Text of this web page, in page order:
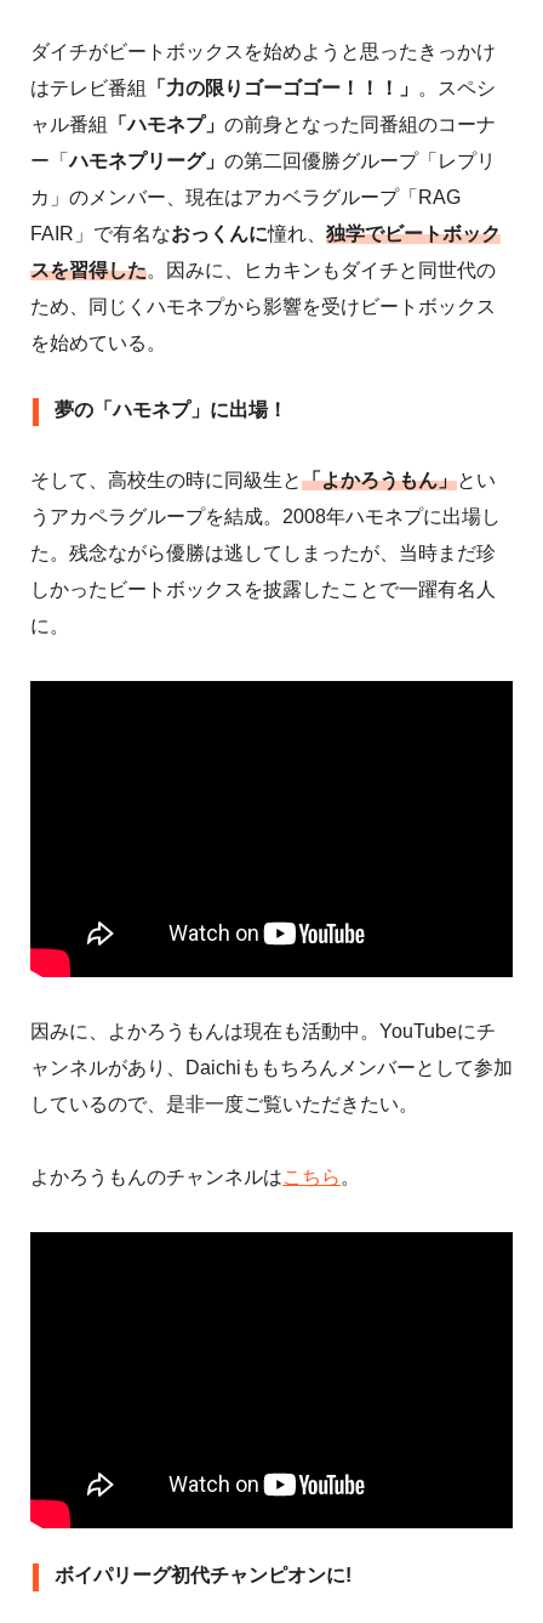
ダイチがビートボックスを始めようと思ったきっかけ
はテレビ番組
「力の限りゴーゴゴー！！！」 。スペシ
ャル番組
「ハモネプ」 の前身となった同番組のコーナ
ー「ハモネプリーグ」 の第二回優勝グループ「レプリ
カ」のメンバー、現在はアカベラグループ「RAG
FAIR」で有名なおっくんに憧れ、 独学でビートボック
スを習得した。因みに、ヒカキンもダイチと同世代の
ため、同じくハモネプから影響を受けビートボックス
を始めている。
夢の「ハモネプ」に出場！
そして、高校生の時に同級生と「よかろうもん」とい
うアカペラグループを結成。2008年ハモネプに出場し
た。残念ながら優勝は逃してしまったが、当時まだ珍
しかったビートボックスを披露したことで一躍有名人
に。
因みに、よかろうもんは現在も活動中。YouTubeにチ
ャンネルがあり、Daichiももちろんメンバーとして参加
しているので、是非一度ご覧いただきたい。
よかろうもんのチャンネルはこちら 。
ボイパリーグ初代チャンピオンに!